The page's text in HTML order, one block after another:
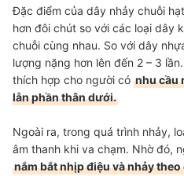
Đặc điểm của dây nhảy chuỗi
hơn đôi chút so với các loại dây
chuỗi cùng nhau. So với dây
lượng nặng hơn lên đến 2 – 3
thích hợp cho người có nhu cầu
lẫn phần thân dưới.
Ngoài ra, trong quá trình nhảy,
âm thanh khi va chạm. Nhờ đó,
nắm bắt nhịp điệu và nhảy